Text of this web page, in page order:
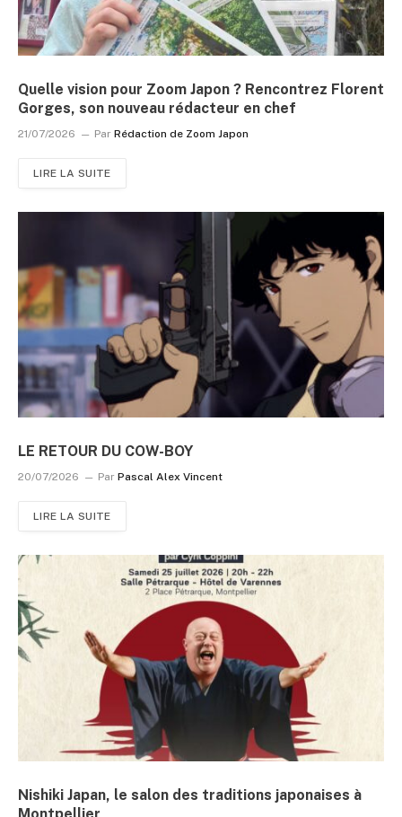
Quelle vision pour Zoom Japon ? Rencontrez Florent
Gorges, son nouveau rédacteur en chef
21/07/2026 Par Rédaction de Zoom Japon
LIRE LA SUITE
LE RETOUR DU COW-BOY
20/07/2026 Par Pascal Alex Vincent
LIRE LA SUITE
Nishiki Japan, le salon des traditions japonaises à
Montpellier